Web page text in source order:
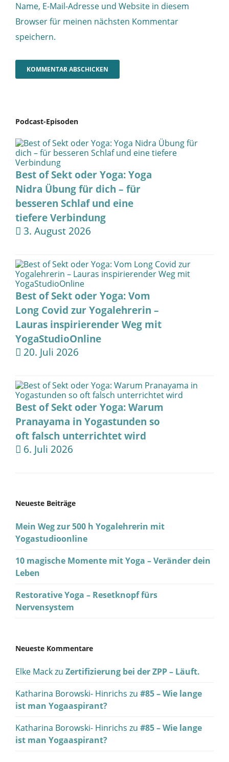
Name, E-Mail-Adresse und Website in diesem
Browser für meinen nächsten Kommentar
speichern.
Podcast-Episoden
Best of Sekt oder Yoga: Yoga
Nidra Übung für dich – für
besseren Schlaf und eine
tiefere Verbindung
3. August 2026
Best of Sekt oder Yoga: Vom
Long Covid zur Yogalehrerin –
Lauras inspirierender Weg mit
YogaStudioOnline
20. Juli 2026
Best of Sekt oder Yoga: Warum
Pranayama in Yogastunden so
oft falsch unterrichtet wird
6. Juli 2026
Neueste Beiträge
Mein Weg zur 500 h Yogalehrerin mit
Yogastudioonline
10 magische Momente mit Yoga – Veränder dein
Leben
Restorative Yoga – Resetknopf fürs
Nervensystem
Neueste Kommentare
Elke Mackzu Zertifizierung bei der ZPP – Läuft.
Katharina Borowski- Hinrichs zu #85 – Wie lange
ist man Yogaaspirant?
Katharina Borowski- Hinrichs zu #85 – Wie lange
ist man Yogaaspirant?